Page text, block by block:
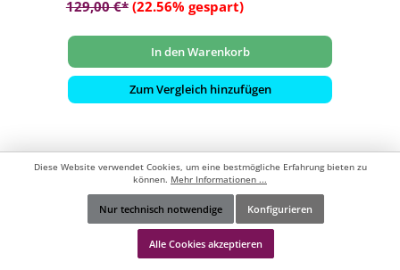
129,00 €* (22.56% gespart)
In den Warenkorb
Zum Vergleich hinzufügen
Kostenlose Lieferungab 99 €
Werkzeugleiste anzeigen
Diese Website verwendet Cookies, um eine bestmögliche Erfahrung bieten zu
können. Mehr Informationen ...
Nur technisch notwendige Konfigurieren
Alle Cookies akzeptieren